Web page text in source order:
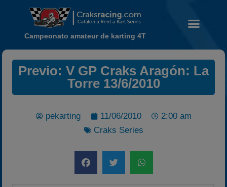
Campeonato amateur de karting 4T
Previo: V GP Craks Aragón: La
Torre 13/6/2010
pekarting 11/06/2010
2:00 am
Craks Series